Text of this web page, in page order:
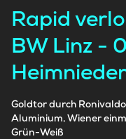
Rapid
BW Linz -
Goldtor durch
Aluminium, Wiener
Grün-Weiß